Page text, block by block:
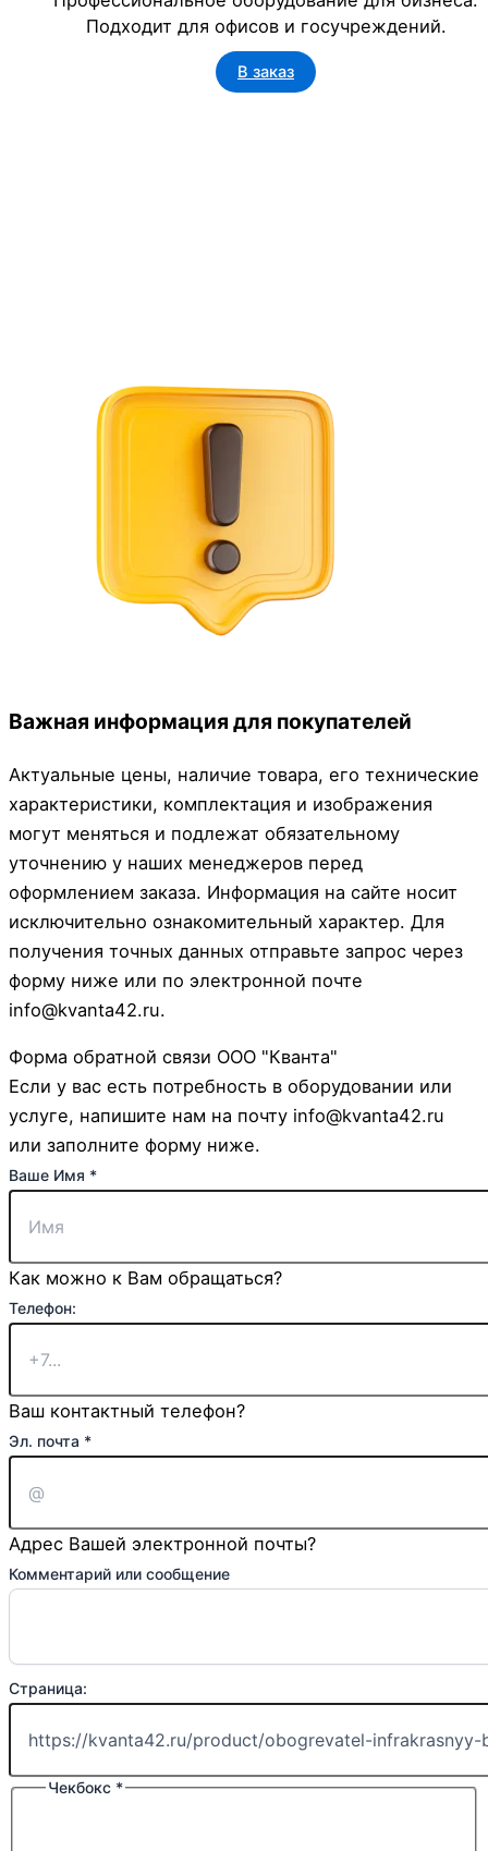
Подходит для офисов и госучреждений.
В заказ
Важная информация для покупателей
Актуальные цены, наличие товара, его технические
характеристики, комплектация и изображения
могут меняться и подлежат обязательному
уточнению у наших менеджеров перед
оформлением заказа. Информация на сайте носит
исключительно ознакомительный характер. Для
получения точных данных отправьте запрос через
форму ниже или по электронной почте
info@kvanta42.ru.
Форма обратной связи ООО "Кванта"
Если у вас есть потребность в оборудовании или
услуге, напишите нам на почту info@kvanta42.ru
или заполните форму ниже.
Чекбокс
Ваше
Ваше Имя *
Как можно к Вам обращаться?
Телефон:
Ваш контактный телефон?
Эл. почта *
Адрес Вашей электронной почты?
Комментарий или сообщение
Страница:
Чекбокс *